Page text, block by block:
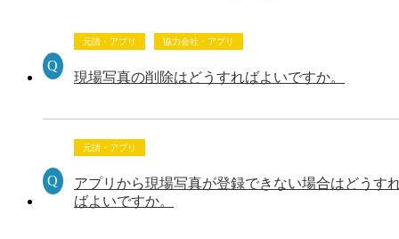
元請・アプリ 協力会社・アプリ
現場写真の削除はどうすればよいですか。
元請・アプリ
アプリから現場写真が登録できない場合はどうす
ばよいですか。